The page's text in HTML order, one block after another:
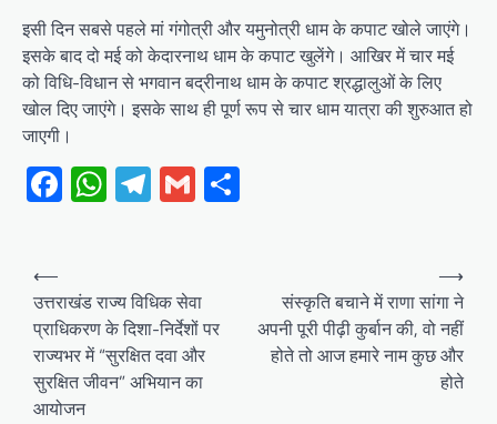
इसी दिन सबसे पहले मां गंगोत्री और यमुनोत्री धाम के कपाट खोले जाएंगे।
इसके बाद दो मई को केदारनाथ धाम के कपाट खुलेंगे। आखिर में चार मई
को विधि-विधान से भगवान बद्रीनाथ धाम के कपाट श्रद्धालुओं के लिए
खोल दिए जाएंगे। इसके साथ ही पूर्ण रूप से चार धाम यात्रा की शुरुआत हो
जाएगी।
Facebook
WhatsApp
Telegram
Gmail
Post
navigation
⟵
उत्तराखंड राज्य विधिक सेवा
प्राधिकरण के दिशा-निर्देशों पर
राज्यभर में “सुरक्षित दवा और
सुरक्षित जीवन” अभियान का
आयोजन
संस्कृति बचाने में राणा सांगा ने
अपनी पूरी पीढ़ी कुर्बान की, वो नहीं
होते तो आज हमारे नाम कुछ और
होते
⟶